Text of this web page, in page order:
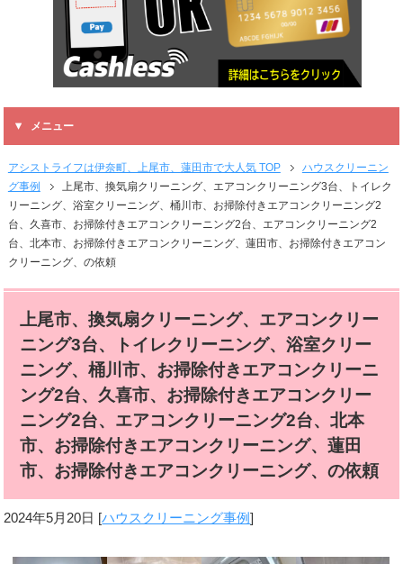
メニュー
アシストライフは伊奈町、上尾市、蓮田市で大人気 TOP
ハウスクリーニン
グ事例
上尾市、換気扇クリーニング、エアコンクリーニング3台、トイレク
リーニング、浴室クリーニング、桶川市、お掃除付きエアコンクリーニング2
台、久喜市、お掃除付きエアコンクリーニング2台、エアコンクリーニング2
台、北本市、お掃除付きエアコンクリーニング、蓮田市、お掃除付きエアコン
クリーニング、の依頼
上尾市、換気扇クリーニング、エアコンクリー
ニング3台、トイレクリーニング、浴室クリー
ニング、桶川市、お掃除付きエアコンクリーニ
ング2台、久喜市、お掃除付きエアコンクリー
ニング2台、エアコンクリーニング2台、北本
市、お掃除付きエアコンクリーニング、蓮田
市、お掃除付きエアコンクリーニング、の依頼
2024年5月20日 [ハウスクリーニング事例]